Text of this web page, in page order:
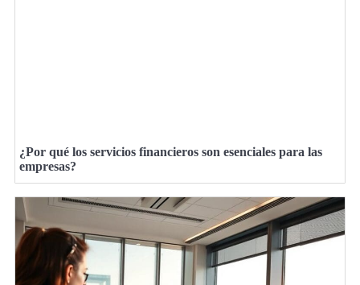
¿Por qué los servicios financieros son esenciales para las
empresas?